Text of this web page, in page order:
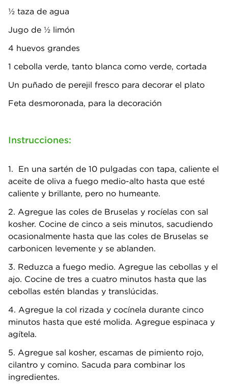
½ taza de agua
Jugo de 1⁄2 limón
4 huevos grandes
1 cebolla verde, tanto blanca como verde, cortada
Un puñado de perejil fresco para decorar el plato
Feta desmoronada, para la decoración
Instrucciones:
1. En una sartén de 10 pulgadas con tapa, caliente el
aceite de oliva a fuego medio-alto hasta que esté
caliente y brillante, pero no humeante.
2. Agregue las coles de Bruselas y rocíelas con sal
kosher. Cocine de cinco a seis minutos, sacudiendo
ocasionalmente hasta que las coles de Bruselas se
carbonicen levemente y se ablanden.
3. Reduzca a fuego medio. Agregue las cebollas y el
ajo. Cocine de tres a cuatro minutos hasta que las
cebollas estén blandas y translúcidas.
4. Agregue la col rizada y cocínela durante cinco
minutos hasta que esté molida. Agregue espinaca y
agítela.
5. Agregue sal kosher, escamas de pimiento rojo,
cilantro y comino. Sacuda para combinar los
ingredientes.